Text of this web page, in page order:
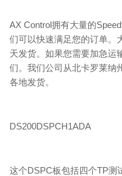
AX Control拥有大量的
们可以快速满足您的订单。
天发货。如果您需要加急运
们。我们公司从北卡罗莱纳
各地发货。
DS200DSPCH1ADA
这个DSPC板包括四个TP测